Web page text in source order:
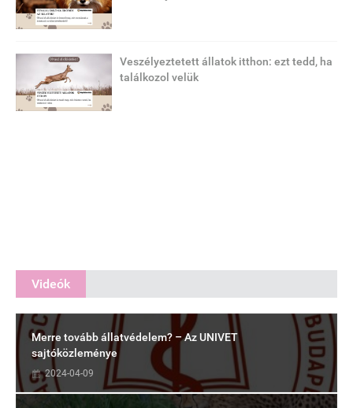
Veszélyeztetett állatok itthon: ezt tedd, ha
találkozol velük
Videók
Merre tovább állatvédelem? – Az UNIVET
sajtóközleménye
2024-04-09